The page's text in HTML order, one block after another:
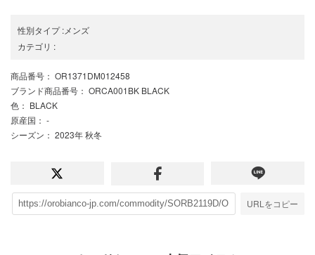
性別タイプ:メンズ
カテゴリ :
商品番号 ： OR1371DM012458
ブランド商品番号 ： ORCA001BK BLACK
色 ： BLACK
原産国 ： -
シーズン ： 2023年 秋冬
URLをコピー